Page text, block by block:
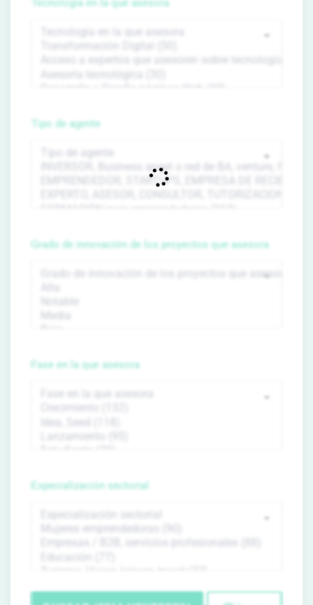
Tecnología en la que asesora
Tipo de agente
Grado de innovación de los proyectos que asesora
Fase en la que asesora
Especialización sectorial